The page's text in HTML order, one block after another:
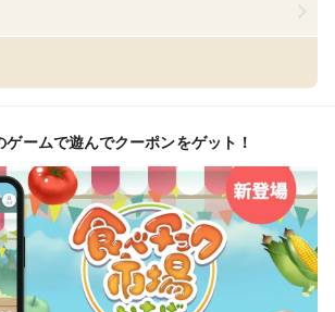
ゲームで遊んでクーポンをゲット！